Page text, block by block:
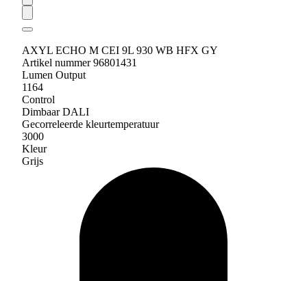
AXYL ECHO M CEI 9L 930 WB HFX GY
Artikel nummer 96801431
Lumen Output
1164
Control
Dimbaar DALI
Gecorreleerde kleurtemperatuur
3000
Kleur
Grijs